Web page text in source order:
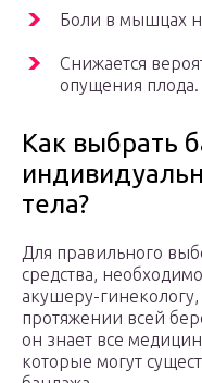
Боли в мышцах
Снижается
опущения плода.
Как выбрать
тела?
Для правильного
средства,
акушеру-
протяжении всей
он знает все
которые могут